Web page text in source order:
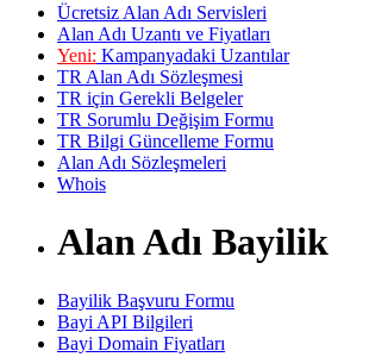
Ücretsiz Alan Adı Servisleri
Alan Adı Uzantı ve Fiyatları
Yeni: Kampanyadaki Uzantılar
TR Alan Adı Sözleşmesi
TR için Gerekli Belgeler
TR Sorumlu Değişim Formu
TR Bilgi Güncelleme Formu
Alan Adı Sözleşmeleri
Whois
Alan Adı Bayilik
Bayilik Başvuru Formu
Bayi API Bilgileri
Bayi Domain Fiyatları